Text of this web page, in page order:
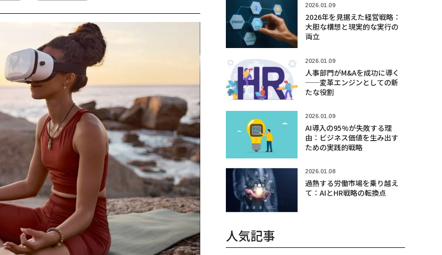
2026.01.09
2026年を見据えた経営戦略：
大胆な構想と現実的な実行の
両立
2026.01.09
人事部門がM&Aを成功に導く
──変革エンジンとしての新
たな役割
2026.01.09
AI導入の95%が失敗する理
由：ビジネス価値を生み出す
ための実践的戦略
2026.01.08
過熱する労働市場を乗り越え
て：AIとHR戦略の転換点
人気記事